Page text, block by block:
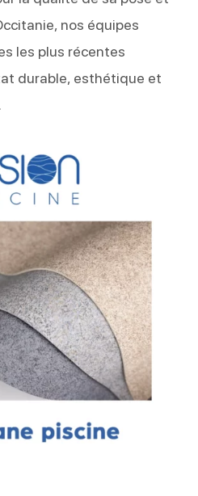
nos équipes
les plus récentes
durable, esthétique et